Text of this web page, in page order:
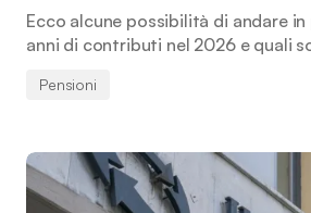
Ecco alcune possibilità di andare
anni di contributi nel 2026 e quali
Pensioni